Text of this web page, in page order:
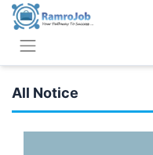
All Notice